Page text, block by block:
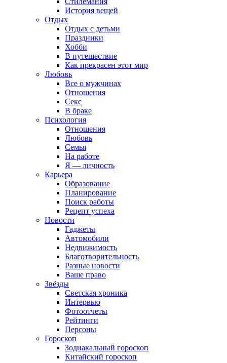
История вещей
Отдых
Отдых с детьми
Праздники
Хобби
В путешествие
Как прекрасен этот мир
Любовь
Все о мужчинах
Отношения
Секс
В браке
Психология
Отношения
Любовь
Семья
На работе
Я — личность
Карьера
Образование
Планирование
Поиск работы
Рецепт успеха
Новости
Гаджеты
Автомобили
Недвижимость
Благотворительность
Разные новости
Ваше право
Звёзды
Светская хроника
Интервью
Фотоотчеты
Рейтинги
Персоны
Гороскоп
Зодиакальный гороскоп
Китайский гороскоп